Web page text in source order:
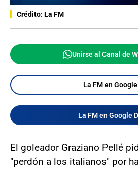
Crédito: La FM
Unirse al Canal de
La FM en
La FM en Google
El goleador Graziano Pellé
"perdón a los italianos" por